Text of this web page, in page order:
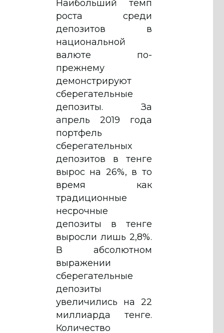
Наибольший темп
роста среди
депозитов в
национальной
валюте по-
прежнему
демонстрируют
сберегательные
депозиты. За
апрель 2019 года
портфель
сберегательных
депозитов в тенге
вырос на 26%, в то
время как
традиционные
несрочные
депозиты в тенге
выросли лишь 2,8%.
В абсолютном
выражении
сберегательные
депозиты
увеличились на 22
миллиарда тенге.
Количество